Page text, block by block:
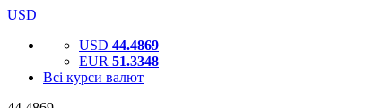
USD
USD 44.4869
EUR 51.3348
Всі курси валют